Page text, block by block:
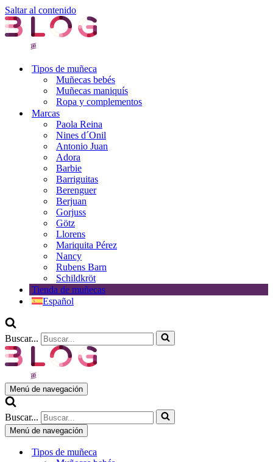
Saltar al contenido
Tipos de muñeca
Muñecas bebés
Muñecas maniquís
Ropa y complementos
Marcas
Paola Reina
Nines d´Onil
Antonio Juan
Adora
Barbie
Barriguitas
Berenguer
Berjuan
Gorjuss
Götz
Llorens
Mariquita Pérez
Nancy
Rubens Barn
Schildkröt
Tienda de muñecas
Español
Buscar...
Menú de navegación
Buscar...
Menú de navegación
Tipos de muñeca